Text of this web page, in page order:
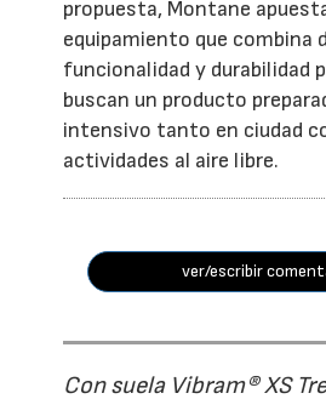
propuesta, Montane
equipamiento que combina
funcionalidad y durabilidad
buscan un producto
intensivo tanto en ciudad
actividades al aire libre.
ver/escribir
Con suela Vibram® XS